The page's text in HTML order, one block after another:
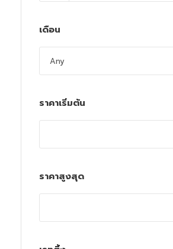
เดือน
ราคาเริ่มต้น
ราคาสูงสุด